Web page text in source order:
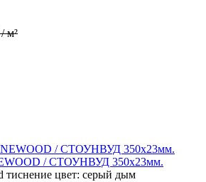
м²
/ СТОУНВУД 350x23мм.
тиснение цвет: серый дым